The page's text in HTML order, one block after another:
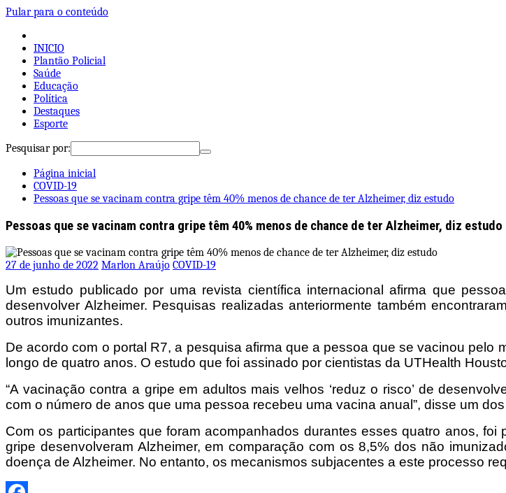
Pular para o conteúdo
INICIO
Plantão Policial
Saúde
Educação
Política
Destaques
Esporte
Pesquisar por:
Página inicial
COVID-19
Pessoas que se vacinam contra gripe têm 40% menos de chance de ter Alzheimer, diz estudo
Pessoas que se vacinam contra gripe têm 40% menos de chance de ter Alzheimer, diz estudo
27 de junho de 2022 Marlon Araújo COVID-19
Um estudo publicado por uma revista científica internacional afirma que
desenvolver Alzheimer. Pesquisas realizadas anteriormente também
outros imunizantes.
De acordo com o portal R7, a pesquisa afirma que a pessoa que se vacinou
longo de quatro anos. O estudo que foi assinado por cientistas da UTHealth
“A vacinação contra a gripe em adultos mais velhos ‘reduz o risco’ de
com o número de anos que uma pessoa recebeu uma vacina anual”, disse um
Com os participantes que foram acompanhados durantes esses quatro anos,
gripe desenvolveram Alzheimer, em comparação com os 8,5% dos não
doença de Alzheimer. No entanto, os mecanismos subjacentes a este processo